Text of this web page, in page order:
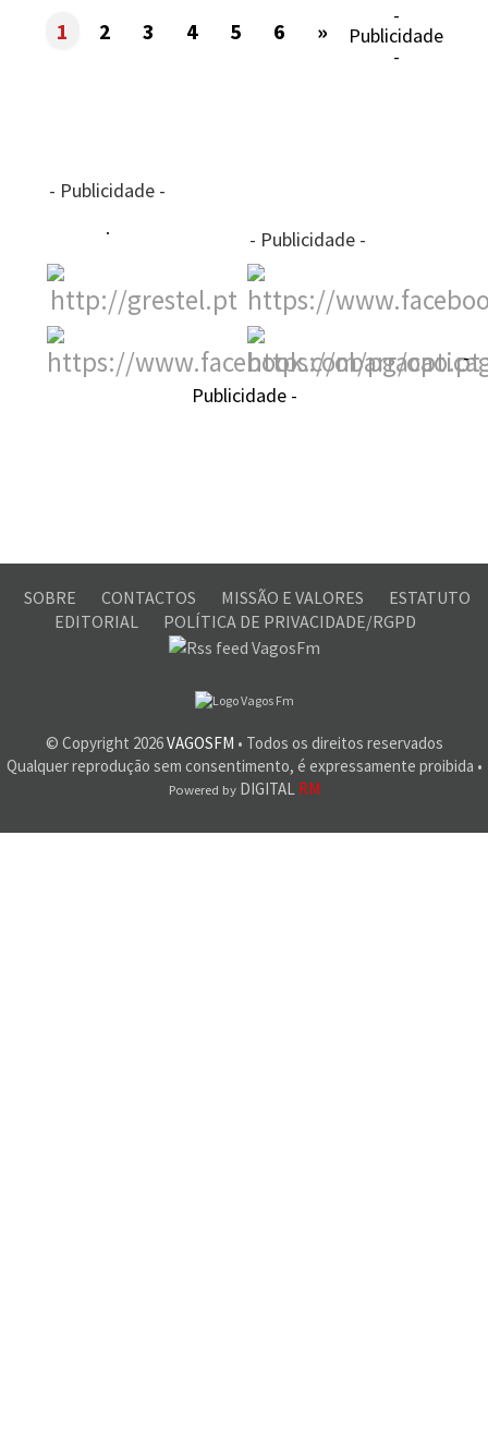
1 2 3 4 5 6 »
-
Publicidade
-
- Publicidade -
- Publicidade -
-
Publicidade -
SOBRE CONTACTOS MISSÃO E VALORES
ESTATUTO
EDITORIAL
POLÍTICA DE PRIVACIDADE/RGPD
© Copyright 2026VAGOSFM • Todos os direitos reservados
Qualquer reprodução sem consentimento, é expressamente proibida •
Powered byDIGITAL RM